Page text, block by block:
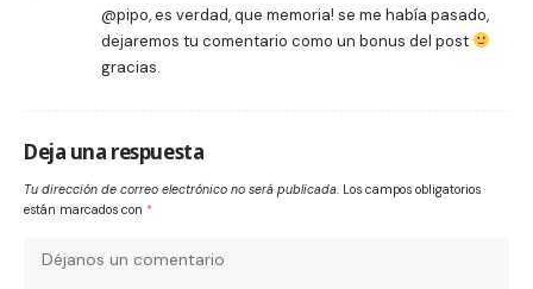
@pipo, es verdad, que memoria! se me había pasado,
dejaremos tu comentario como un bonus del post
gracias.
Deja una respuesta
Tu dirección de correo electrónico no será publicada. Los campos obligatorios
están marcados con *